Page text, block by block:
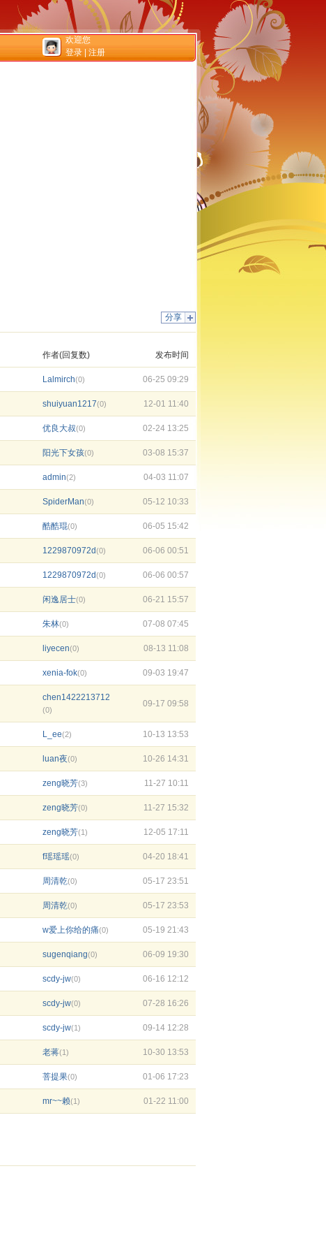
欢迎您
登录
注册
分享
作者(回复数) 发布时间
Lalmirch(0) 06-25 09:29
shuiyuan1217(0) 12-01 11:40
优良大叔(0) 02-24 13:25
阳光下女孩(0) 03-08 15:37
admin(2) 04-03 11:07
SpiderMan(0) 05-12 10:33
酷酷琨(0) 06-05 15:42
1229870972d(0) 06-06 00:51
1229870972d(0) 06-06 00:57
闲逸居士(0) 06-21 15:57
朱林(0) 07-08 07:45
liyecen(0) 08-13 11:08
xenia-fok(0) 09-03 19:47
chen1422213712
(0)
09-17 09:58
L_ee(2) 10-13 13:53
luan夜(0) 10-26 14:31
zeng晓芳(3) 11-27 10:11
zeng晓芳(0) 11-27 15:32
zeng晓芳(1) 12-05 17:11
f瑶瑶瑶(0) 04-20 18:41
周清乾(0) 05-17 23:51
周清乾(0) 05-17 23:53
w爱上你给的痛(0) 05-19 21:43
sugenqiang(0) 06-09 19:30
scdy-jw(0) 06-16 12:12
scdy-jw(0) 07-28 16:26
scdy-jw(1) 09-14 12:28
老蒋(1) 10-30 13:53
菩提果(0) 01-06 17:23
mr~~赖(1) 01-22 11:00